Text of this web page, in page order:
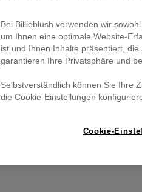
Bei Billieblush verwenden wir
um Ihnen eine optimale Website-
ist und Ihnen Inhalte präsentiert,
garantieren Ihre Privatsphäre und
Selbstverständlich können Sie Ihre
die Cookie-Einstellungen
Cookie-